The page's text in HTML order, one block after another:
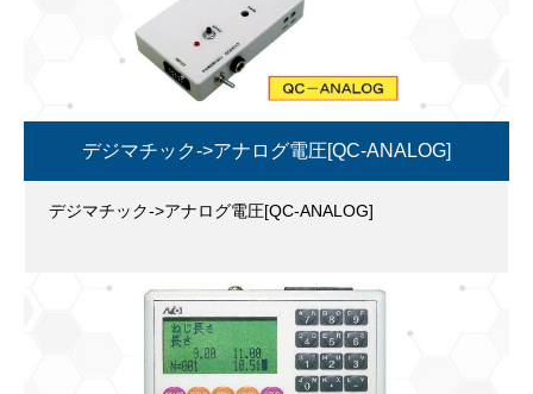
デジマチック->アナログ電圧[QC-ANALOG]
デジマチック->アナログ電圧[QC-ANALOG]